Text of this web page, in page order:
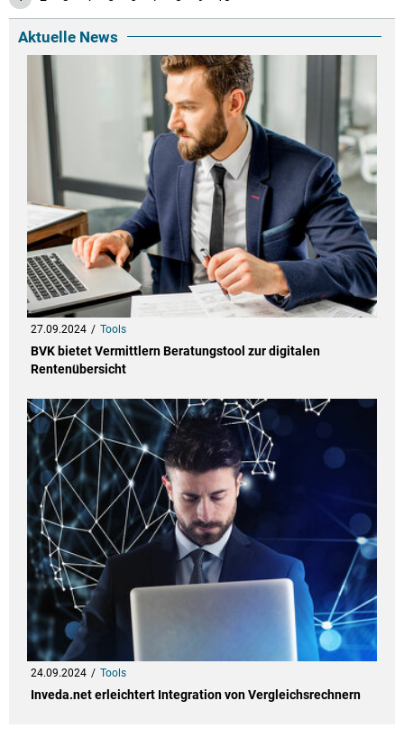
Aktuelle News
27.09.2024 Tools
BVK bietet Vermittlern Beratungstool zur digitalen
Rentenübersicht
24.09.2024 Tools
Inveda.net erleichtert Integration von Vergleichsrechnern